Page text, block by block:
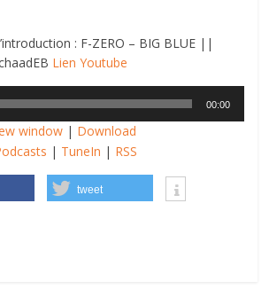
: F-ZERO – BIG BLUE ||
Lien Youtube
00:00
window | Download
| TuneIn | RSS
tweet